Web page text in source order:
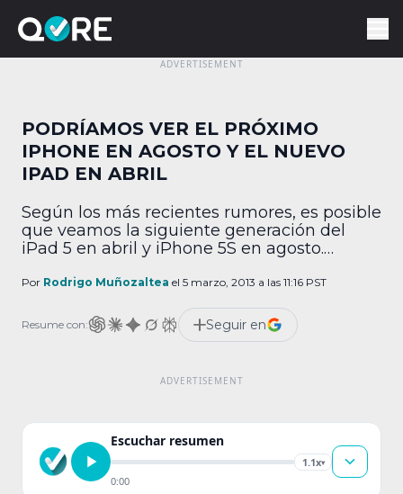
PODRÍAMOS VER EL PRÓXIMO
IPHONE EN AGOSTO Y EL NUEVO
IPAD EN ABRIL
Según los más recientes rumores, es posible
que veamos la siguiente generación del
iPad 5 en abril y iPhone 5S en agosto.
permanecido anónimas, han empezado a
productos de Apple. Los planes incluyen el
lanzamiento de iPhone 5S contemplado
Por Rodrigo Muñozaltea el 5 marzo, 2013 a las 11:16 PST
Resume con: Seguir en
Escuchar resumen
1.1x▾
0:00